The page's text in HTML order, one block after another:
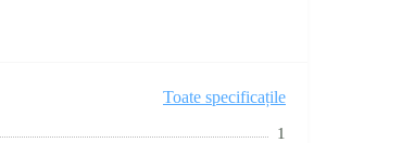
Toate specificațile
1